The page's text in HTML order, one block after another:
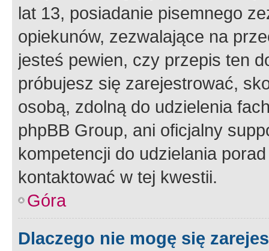
lat 13, posiadanie pisemnego
opiekunów, zezwalające na
jesteś pewien, czy przepis ten
próbujesz się zarejestrować,
osobą, zdolną do udzielenia
phpBB Group, ani oficjalny
kompetencji do udzielania
kontaktować w tej kwestii.
Góra
Dlaczego nie mogę się